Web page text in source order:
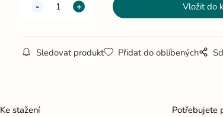
Sledovat produkt Přidat do oblíbených
Ke stažení Potřebujete